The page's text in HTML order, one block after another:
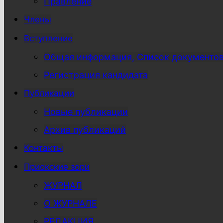
Члены
Вступление
Общая информация, Список
Регистрация кандидата
Публикации
Новые публикации
Архив публикаций
Контакты
Приокские зори
ЖУРНАЛ
О ЖУРНАЛЕ